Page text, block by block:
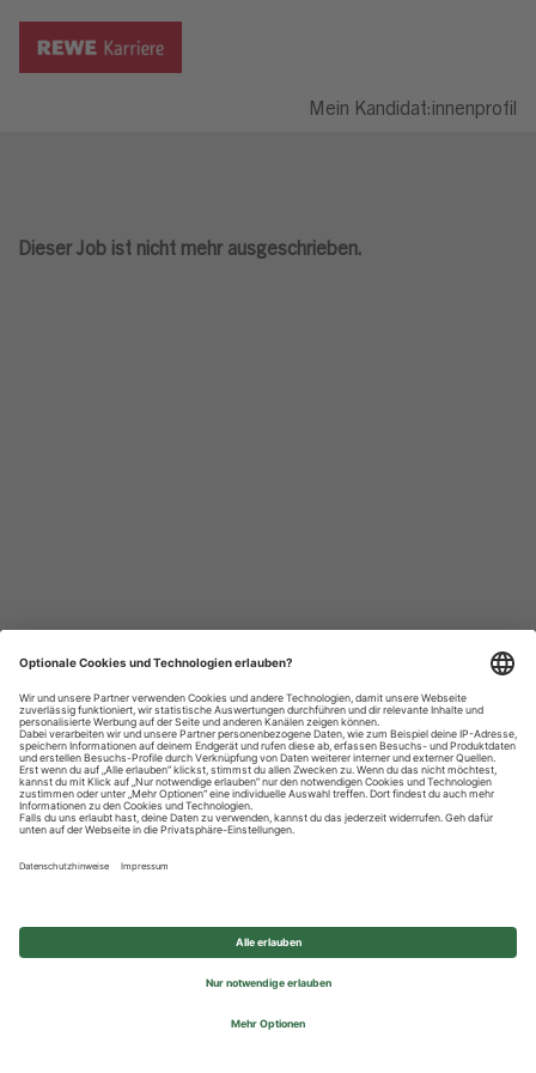
Mein Kandidat:innenprofil
Dieser Job ist nicht mehr ausgeschrieben.
Datenschutzhinweise
Impressum
Privatsphäre-Einstellungen
© 2026 REWE Group - All rights reserved